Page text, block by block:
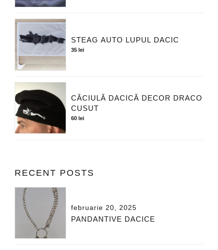
STEAG AUTO LUPUL DACIC
35lei
CĂCIULĂ DACICĂ DECOR DRACO
CUSUT
60 lei
RECENT POSTS
februarie 20, 2025
PANDANTIVE DACICE